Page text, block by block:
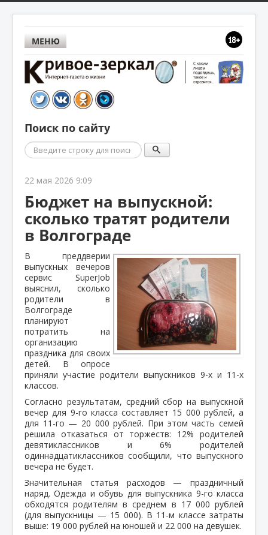
МЕНЮ
Поиск по сайту
Поиск
22 мая 2026 9:09
Бюджет на выпускной:
сколько тратят родители
в Волгограде
В преддверии
выпускных вечеров
сервис SuperJob
выяснил, сколько
родители в
Волгограде
планируют
потратить на
организацию
праздника для своих
детей. В опросе
приняли участие родители выпускников 9-х и 11-х
классов.
Согласно результатам, средний сбор на выпускной
вечер для 9-го класса составляет 15 000 рублей, а
для 11-го — 20 000 рублей. При этом часть семей
решила отказаться от торжеств: 12% родителей
девятиклассников и 6% родителей
одиннадцатиклассников сообщили, что выпускного
вечера не будет.
Значительная статья расходов — праздничный
наряд. Одежда и обувь для выпускника 9-го класса
обходятся родителям в среднем в 17 000 рублей
(для выпускницы — 15 000). В 11-м классе затраты
выше: 19 000 рублей на юношей и 22 000 на девушек.